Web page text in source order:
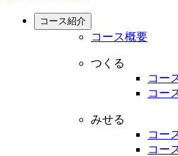
コース紹介
コース概要
つくる
コー
コー
みせる
コー
コー